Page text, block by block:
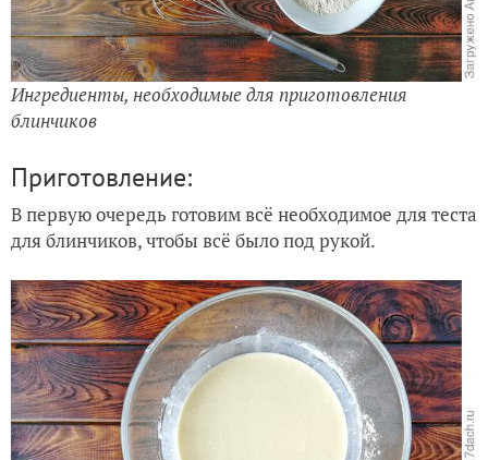
Ингредиенты, необходимые для приготовления
блинчиков
Приготовление:
В первую очередь готовим всё необходимое для теста
для блинчиков, чтобы всё было под рукой.